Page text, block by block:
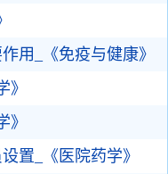
用_《免疫与健康》
》
》
置_《医院药学》